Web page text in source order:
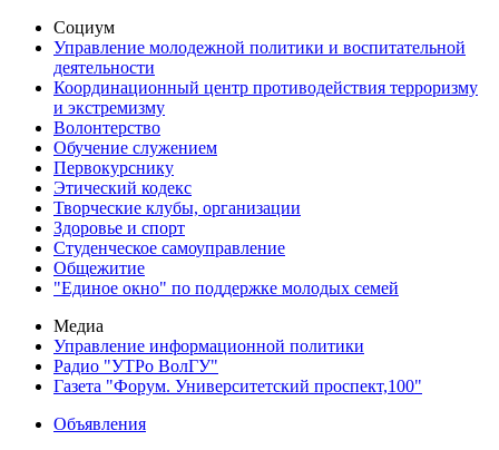
Социум
Управление молодежной политики и воспитательной
деятельности
Координационный центр противодействия терроризму
и экстремизму
Волонтерство
Обучение служением
Первокурснику
Этический кодекс
Творческие клубы, организации
Здоровье и спорт
Студенческое самоуправление
Общежитие
"Единое окно" по поддержке молодых семей
Медиа
Управление информационной политики
Радио "УТРо ВолГУ"
Газета "Форум. Университетский проспект,100"
Объявления